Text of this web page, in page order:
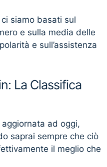
siamo basati sul
e sulla media delle
e sull’assistenza
La Classifica
ad oggi,
saprai sempre che ciò
il meglio che